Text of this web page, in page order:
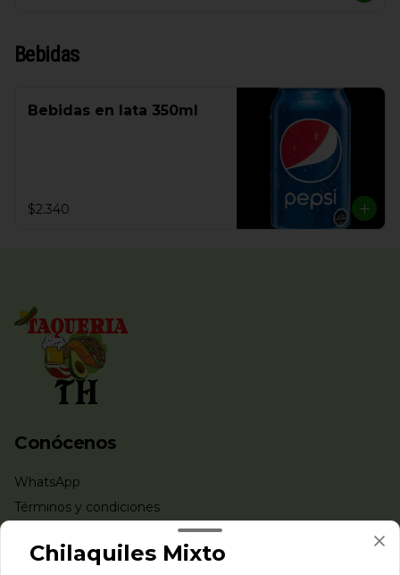
Bebidas
Bebidas en lata 350ml
$2.340
Conócenos
WhatsApp
Términos y condiciones
Chilaquiles Mixto